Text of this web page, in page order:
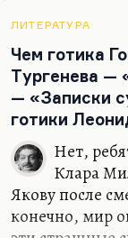
который
реальностью
Ну не…
ЛИТЕРАТУРА
Чем готика
Тургенева —
— «Записки
готики
Нет,
Клара
Якову после
конечно, мир